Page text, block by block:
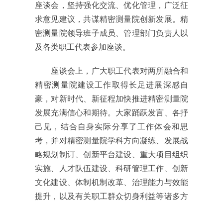
座谈会，坚持强化交流、优化管理，广泛征
求意见建议，共谋精密测量院创新发展。精
密测量院领导班子成员、管理部门负责人以
及各类职工代表参加座谈。
座谈会上，广大职工代表对两所融合和
精密测量院建设工作取得长足进展深感自
豪，对新时代、新征程加快推进精密测量院
发展充满信心和期待。大家踊跃发言、各抒
己见，结合自身实际分享了工作体会和思
考，并对精密测量院学科方向凝练、发展战
略规划制订、创新平台建设、重大项目组织
实施、人才队伍建设、科研管理工作、创新
文化建设、体制机制改革、治理能力与效能
提升，以及有关职工群众切身利益等诸多方